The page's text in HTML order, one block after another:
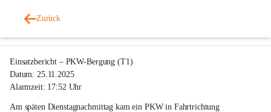
Zurück
Freiwillige Feuerwehr Glaubendorf
Einsatzbericht – PKW-Bergung (T1)
Datum: 25.11.2025
Alarmzeit: 17:52 Uhr
Am späten Dienstagnachmittag kam ein PKW in Fahrtrichtung